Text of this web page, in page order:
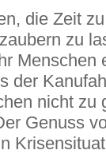
die Zeit
zu
Menschen
der
nicht zu
Genuss